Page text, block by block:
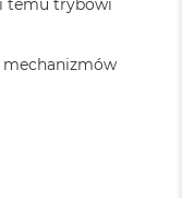
temu trybowi